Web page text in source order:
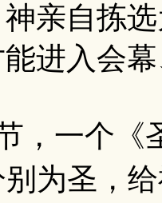
亲自拣
进入会
一个《
为圣，